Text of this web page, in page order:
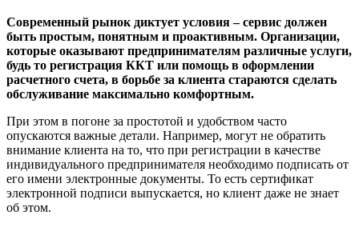
Современный рынок диктует условия – сервис должен
быть простым, понятным и проактивным. Организации,
которые оказывают предпринимателям различные услуги,
будь то регистрация ККТ или помощь в оформлении
расчетного счета, в борьбе за клиента стараются сделать
обслуживание максимально комфортным.
При этом в погоне за простотой и удобством часто
опускаются важные детали. Например, могут не обратить
внимание клиента на то, что при регистрации в качестве
индивидуального предпринимателя необходимо подписать от
его имени электронные документы. То есть сертификат
электронной подписи выпускается, но клиент даже не знает
об этом.